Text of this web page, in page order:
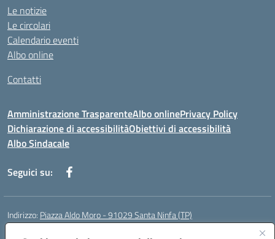
Le notizie
Le circolari
Calendario eventi
Albo online
Contatti
Amministrazione TrasparenteAlbo onlinePrivacy Policy
Dichiarazione di accessibilitàObiettivi di accessibilità
Albo Sindacale
Seguici su:
Indirizzo: Piazza Aldo Moro - 91029 Santa Ninfa (TP)
Centralino: